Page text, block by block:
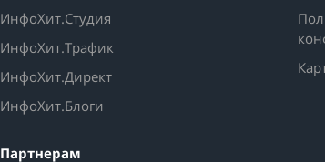
ИнфоХит.Студия
ИнфоХит.Трафик
ИнфоХит.Директ
ИнфоХит.Блоги
Партнерам